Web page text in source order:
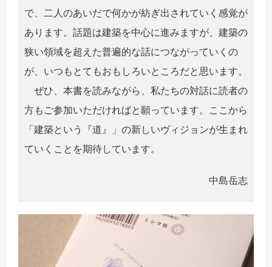
で、二人のあいだで何かが紡ぎ出されていく感覚が
あります。話題は建築を中心に進みますが、建築の
狭い領域を超えた普遍的な話につながっていくの
が、いつもとてもおもしろいところだと思います。
ぜひ、本書を読みながら、私たちの対話に読者の
方もご参加いただければと願っています。ここから
「建築という『道』」の新しいヴィジョンが生まれ
ていくことを期待しています。
中島岳志